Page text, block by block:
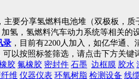
主要分享氢燃料电池堆（双极板，
氢，氢燃料汽车动力系统等相关
录 ，目前有2200人加入，如亿华通
以按照标签筛选，请点击下方关键
胶 氟橡胶 密封件 石墨 边框膜 胶水
维 仪器仪表 环氧树脂 检测设备 线